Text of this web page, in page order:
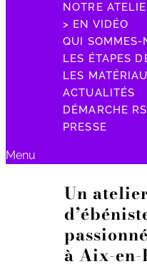
NOTRE
> EN VIDÉO
QUI SOMMES-
LES ÉTAPES
LES
ACTUALITÉS
DÉMARCHE
PRESSE
Menu
Un
à Aix-en-